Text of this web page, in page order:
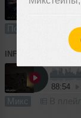
Подкаст В
INFINITY ON
88:54
Микс